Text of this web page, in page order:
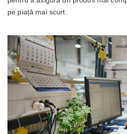
pe piață mai scurt.